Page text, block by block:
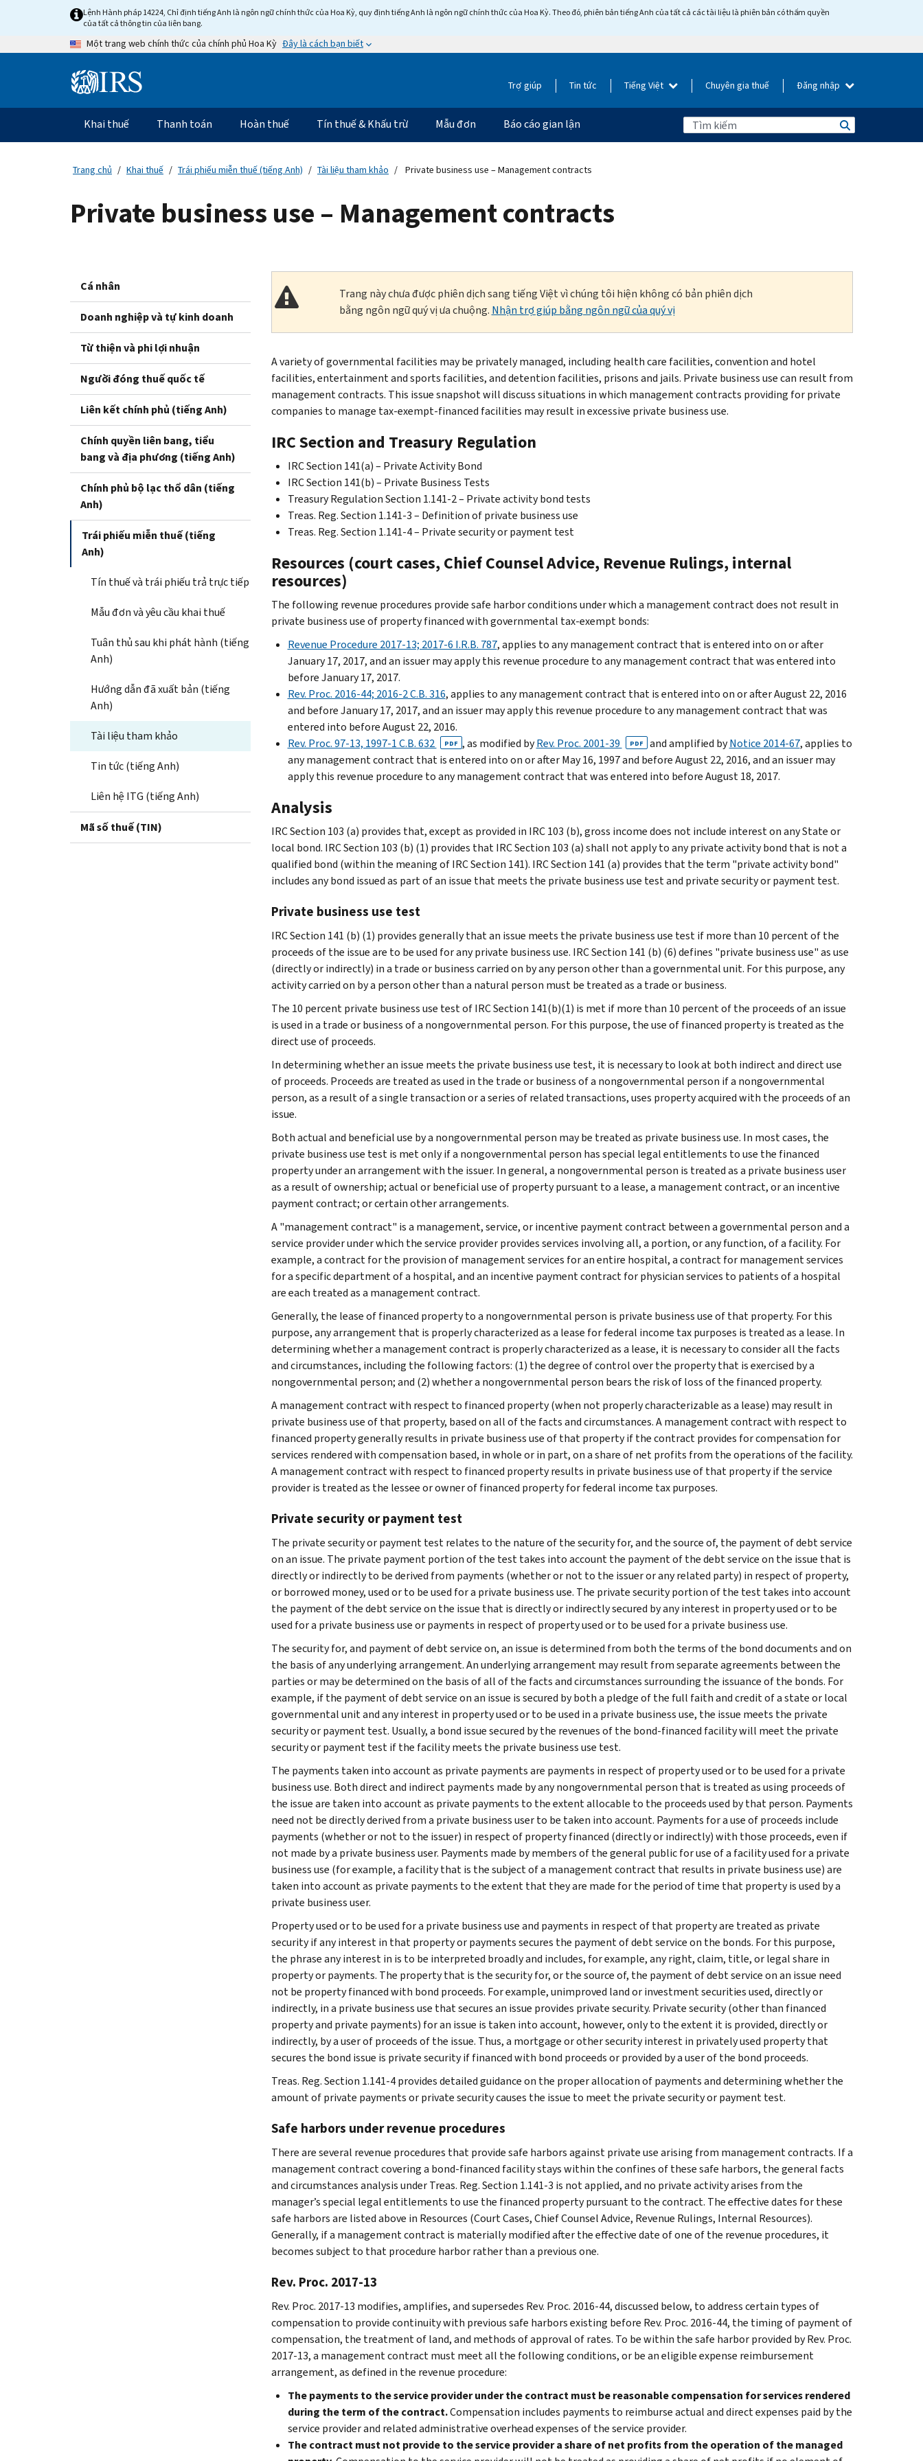
content
Lệnh Hành pháp 14224, Chỉ định tiếng Anh là ngôn ngữ chính thức của Hoa Kỳ, quy định tiếng Anh là ngôn ngữ chính thức của Hoa Kỳ. Theo đó, phiên bản tiếng Anh của tất cả các tài liệu là phiên bản có thẩm quyền
của tất cả thông tin của liên bang.
Một trang web chính thức của chính phủ Hoa Kỳ Đây là cách bạn biết
Information Trợ giúp Tin tức Tiếng Việt Chuyên gia thuế Đăng nhập
Điều
hướng
chính
Khai thuế Thanh toán Hoàn thuế Tín thuế & Khấu trừ Mẫu đơn Báo cáo gian lận
Trang chủ Khai thuế Trái phiếu miễn thuế (tiếng Anh) Tài liệu tham khảo Private business use – Management contracts
Private business use – Management contracts
Cá nhân
Doanh nghiệp và tự kinh doanh
Từ thiện và phi lợi nhuận
Người đóng thuế quốc tế
Liên kết chính phủ (tiếng Anh)
Chính quyền liên bang, tiểu
bang và địa phương (tiếng Anh)
Chính phủ bộ lạc thổ dân (tiếng
Anh)
Trái phiếu miễn thuế (tiếng
Anh)
Tín thuế và trái phiếu trả trực tiếp
Mẫu đơn và yêu cầu khai thuế
Tuân thủ sau khi phát hành (tiếng
Anh)
Hướng dẫn đã xuất bản (tiếng
Anh)
Tài liệu tham khảo
Tin tức (tiếng Anh)
Liên hệ ITG (tiếng Anh)
Mã số thuế (TIN)
Trang này chưa được phiên dịch sang tiếng Việt vì chúng tôi hiện không có bản phiên dịch
bằng ngôn ngữ quý vị ưa chuộng. Nhận trợ giúp bằng ngôn ngữ của quý vị
A variety of governmental facilities may be privately managed, including health care facilities, convention and hotel
facilities, entertainment and sports facilities, and detention facilities, prisons and jails. Private business use can result from
management contracts. This issue snapshot will discuss situations in which management contracts providing for private
companies to manage tax-exempt-financed facilities may result in excessive private business use.
IRC Section and Treasury Regulation
IRC Section 141(a) – Private Activity Bond
IRC Section 141(b) – Private Business Tests
Treasury Regulation Section 1.141-2 – Private activity bond tests
Treas. Reg. Section 1.141-3 – Definition of private business use
Treas. Reg. Section 1.141-4 – Private security or payment test
Resources (court cases, Chief Counsel Advice, Revenue Rulings, internal
resources)
The following revenue procedures provide safe harbor conditions under which a management contract does not result in
private business use of property financed with governmental tax-exempt bonds:
Revenue Procedure 2017-13; 2017-6 I.R.B. 787, applies to any management contract that is entered into on or after
January 17, 2017, and an issuer may apply this revenue procedure to any management contract that was entered into
before January 17, 2017.
Rev. Proc. 2016-44; 2016-2 C.B. 316, applies to any management contract that is entered into on or after August 22, 2016
and before January 17, 2017, and an issuer may apply this revenue procedure to any management contract that was
entered into before August 22, 2016.
Rev. Proc. 97-13, 1997-1 C.B. 632
PDF , as modified byRev. Proc. 2001-39 PDF and amplified byNotice 2014-67, applies to
any management contract that is entered into on or after May 16, 1997 and before August 22, 2016, and an issuer may
apply this revenue procedure to any management contract that was entered into before August 18, 2017.
Analysis
IRC Section 103 (a) provides that, except as provided in IRC 103 (b), gross income does not include interest on any State or
local bond. IRC Section 103 (b) (1) provides that IRC Section 103 (a) shall not apply to any private activity bond that is not a
qualified bond (within the meaning of IRC Section 141). IRC Section 141 (a) provides that the term "private activity bond"
includes any bond issued as part of an issue that meets the private business use test and private security or payment test.
Private business use test
IRC Section 141 (b) (1) provides generally that an issue meets the private business use test if more than 10 percent of the
proceeds of the issue are to be used for any private business use. IRC Section 141 (b) (6) defines "private business use" as use
(directly or indirectly) in a trade or business carried on by any person other than a governmental unit. For this purpose, any
activity carried on by a person other than a natural person must be treated as a trade or business.
The 10 percent private business use test of IRC Section 141(b)(1) is met if more than 10 percent of the proceeds of an issue
is used in a trade or business of a nongovernmental person. For this purpose, the use of financed property is treated as the
direct use of proceeds.
In determining whether an issue meets the private business use test, it is necessary to look at both indirect and direct use
of proceeds. Proceeds are treated as used in the trade or business of a nongovernmental person if a nongovernmental
person, as a result of a single transaction or a series of related transactions, uses property acquired with the proceeds of an
issue.
Both actual and beneficial use by a nongovernmental person may be treated as private business use. In most cases, the
private business use test is met only if a nongovernmental person has special legal entitlements to use the financed
property under an arrangement with the issuer. In general, a nongovernmental person is treated as a private business user
as a result of ownership; actual or beneficial use of property pursuant to a lease, a management contract, or an incentive
payment contract; or certain other arrangements.
A "management contract" is a management, service, or incentive payment contract between a governmental person and a
service provider under which the service provider provides services involving all, a portion, or any function, of a facility. For
example, a contract for the provision of management services for an entire hospital, a contract for management services
for a specific department of a hospital, and an incentive payment contract for physician services to patients of a hospital
are each treated as a management contract.
Generally, the lease of financed property to a nongovernmental person is private business use of that property. For this
purpose, any arrangement that is properly characterized as a lease for federal income tax purposes is treated as a lease. In
determining whether a management contract is properly characterized as a lease, it is necessary to consider all the facts
and circumstances, including the following factors: (1) the degree of control over the property that is exercised by a
nongovernmental person; and (2) whether a nongovernmental person bears the risk of loss of the financed property.
A management contract with respect to financed property (when not properly characterizable as a lease) may result in
private business use of that property, based on all of the facts and circumstances. A management contract with respect to
financed property generally results in private business use of that property if the contract provides for compensation for
services rendered with compensation based, in whole or in part, on a share of net profits from the operations of the facility.
A management contract with respect to financed property results in private business use of that property if the service
provider is treated as the lessee or owner of financed property for federal income tax purposes.
Private security or payment test
The private security or payment test relates to the nature of the security for, and the source of, the payment of debt service
on an issue. The private payment portion of the test takes into account the payment of the debt service on the issue that is
directly or indirectly to be derived from payments (whether or not to the issuer or any related party) in respect of property,
or borrowed money, used or to be used for a private business use. The private security portion of the test takes into account
the payment of the debt service on the issue that is directly or indirectly secured by any interest in property used or to be
used for a private business use or payments in respect of property used or to be used for a private business use.
The security for, and payment of debt service on, an issue is determined from both the terms of the bond documents and on
the basis of any underlying arrangement. An underlying arrangement may result from separate agreements between the
parties or may be determined on the basis of all of the facts and circumstances surrounding the issuance of the bonds. For
example, if the payment of debt service on an issue is secured by both a pledge of the full faith and credit of a state or local
governmental unit and any interest in property used or to be used in a private business use, the issue meets the private
security or payment test. Usually, a bond issue secured by the revenues of the bond-financed facility will meet the private
security or payment test if the facility meets the private business use test.
The payments taken into account as private payments are payments in respect of property used or to be used for a private
business use. Both direct and indirect payments made by any nongovernmental person that is treated as using proceeds of
the issue are taken into account as private payments to the extent allocable to the proceeds used by that person. Payments
need not be directly derived from a private business user to be taken into account. Payments for a use of proceeds include
payments (whether or not to the issuer) in respect of property financed (directly or indirectly) with those proceeds, even if
not made by a private business user. Payments made by members of the general public for use of a facility used for a private
business use (for example, a facility that is the subject of a management contract that results in private business use) are
taken into account as private payments to the extent that they are made for the period of time that property is used by a
private business user.
Property used or to be used for a private business use and payments in respect of that property are treated as private
security if any interest in that property or payments secures the payment of debt service on the bonds. For this purpose,
the phrase any interest in is to be interpreted broadly and includes, for example, any right, claim, title, or legal share in
property or payments. The property that is the security for, or the source of, the payment of debt service on an issue need
not be property financed with bond proceeds. For example, unimproved land or investment securities used, directly or
indirectly, in a private business use that secures an issue provides private security. Private security (other than financed
property and private payments) for an issue is taken into account, however, only to the extent it is provided, directly or
indirectly, by a user of proceeds of the issue. Thus, a mortgage or other security interest in privately used property that
secures the bond issue is private security if financed with bond proceeds or provided by a user of the bond proceeds.
Treas. Reg. Section 1.141-4 provides detailed guidance on the proper allocation of payments and determining whether the
amount of private payments or private security causes the issue to meet the private security or payment test.
Safe harbors under revenue procedures
There are several revenue procedures that provide safe harbors against private use arising from management contracts. If a
management contract covering a bond-financed facility stays within the confines of these safe harbors, the general facts
and circumstances analysis under Treas. Reg. Section 1.141-3 is not applied, and no private activity arises from the
manager’s special legal entitlements to use the financed property pursuant to the contract. The effective dates for these
safe harbors are listed above in Resources (Court Cases, Chief Counsel Advice, Revenue Rulings, Internal Resources).
Generally, if a management contract is materially modified after the effective date of one of the revenue procedures, it
becomes subject to that procedure harbor rather than a previous one.
Rev. Proc. 2017-13
Rev. Proc. 2017-13 modifies, amplifies, and supersedes Rev. Proc. 2016-44, discussed below, to address certain types of
compensation to provide continuity with previous safe harbors existing before Rev. Proc. 2016-44, the timing of payment of
compensation, the treatment of land, and methods of approval of rates. To be within the safe harbor provided by Rev. Proc.
2017-13, a management contract must meet all the following conditions, or be an eligible expense reimbursement
arrangement, as defined in the revenue procedure:
The payments to the service provider under the contract must be reasonable compensation for services rendered
during the term of the contract.Compensation includes payments to reimburse actual and direct expenses paid by the
service provider and related administrative overhead expenses of the service provider.
The contract must not provide to the service provider a share of net profits from the operation of the managed